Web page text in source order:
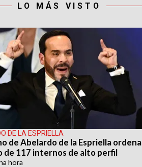
LO MÁS VISTO
DE LA ESPRIELLA
de Abelardo de la Espriella ordena
de 117 internos de alto perfil
hora